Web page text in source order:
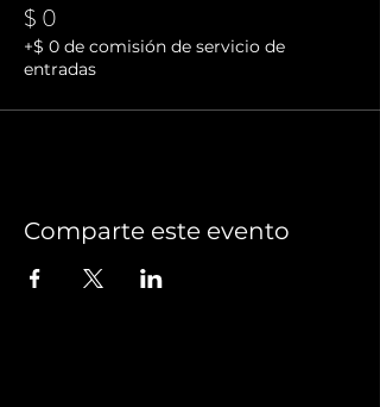
$ 0
+$ 0 de comisión de servicio de
entradas
Comparte este evento